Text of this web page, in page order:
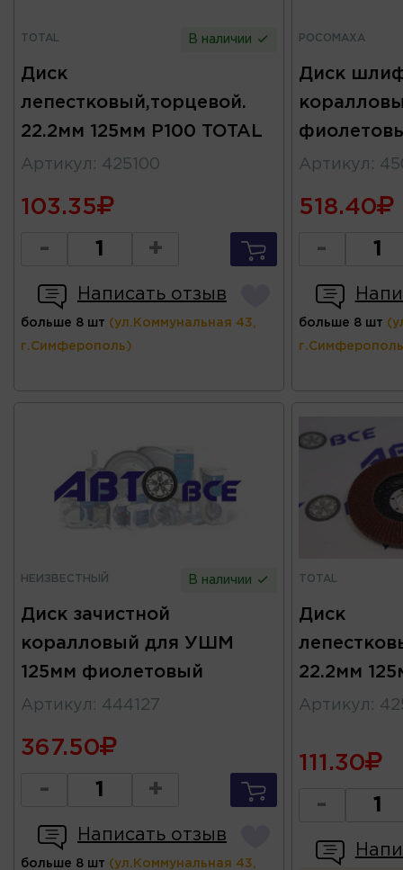
TOTAL В наличии
Диск
лепестковый,торцевой.
22.2мм 125мм Р100 TOTAL
Артикул : 425100
103.35
- +
Написать отзыв
больше 8 шт (ул.Коммунальная 43,
г.Симферополь)
РОСОМАХА
Диск
Артикул :
518.40
-
больше 8 шт
НЕИЗВЕСТНЫЙ В наличии
Диск зачистной
коралловый для УШМ
125мм фиолетовый
Артикул : 444127
367.50
- +
Написать отзыв
больше 8 шт (ул.Коммунальная 43,
TOTAL
Диск
22.2мм
Артикул :
111.30
-